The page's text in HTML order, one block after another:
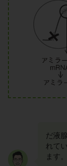
だ液
れて
ます。